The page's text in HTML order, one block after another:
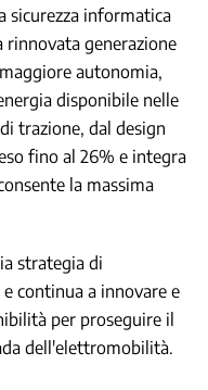
sicurezza informatica
rinnovata generazione
autonomia,
disponibile nelle
trazione, dal design
fino al 26% e integra
la massima
strategia di
continua a innovare e
per proseguire il
dell'elettromobilità.